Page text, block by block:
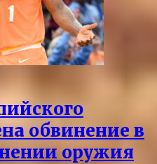
обвинение в
оружия